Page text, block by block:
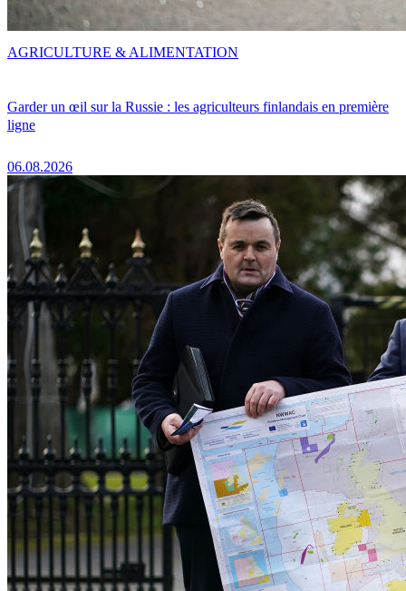
Garder un œil sur la Russie : les agriculteurs finlandais en première
ligne
06.08.2026
AGRICULTURE & ALIMENTATION